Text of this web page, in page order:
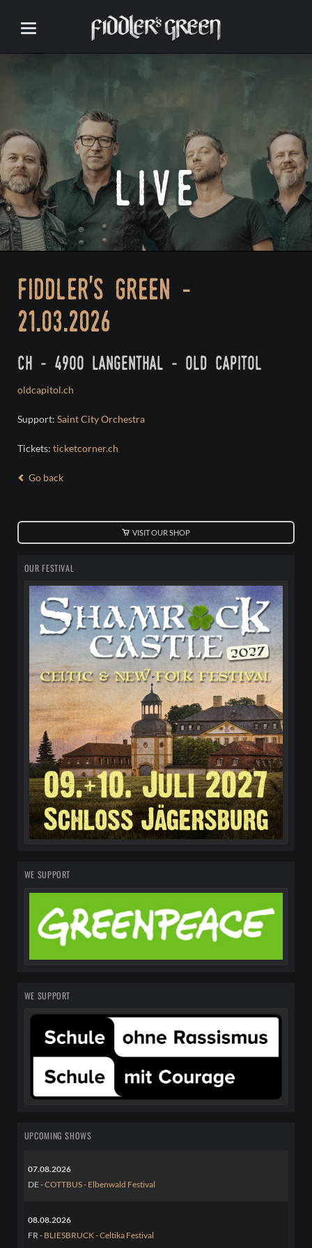
live
fiddler's green -
21.03.2026
ch - 4900 langenthal - old capitol
oldcapitol.ch
Support: Saint City Orchestra
Tickets: ticketcorner.ch
Go back
VISIT OUR SHOP
OUR FESTIVAL
WE SUPPORT
WE SUPPORT
UPCOMING SHOWS
07.08.2026
DE -COTTBUS - Elbenwald Festival
08.08.2026
FR - BLIESBRUCK - Celtika Festival